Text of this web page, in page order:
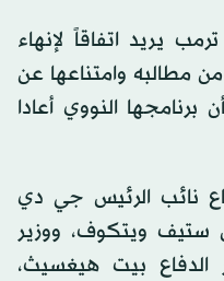
يريد اتفاقاً لإنهاء
مطالبه وامتناعها عن
النووي أعادا
نائب الرئيس جي دي
ستيف ويتكوف، ووزير
الدفاع بيت هيغسيث،